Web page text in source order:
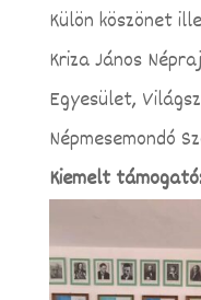
Külön köszönet
Kriza János
Egyesület,
Népmesemondó
Kiemelt